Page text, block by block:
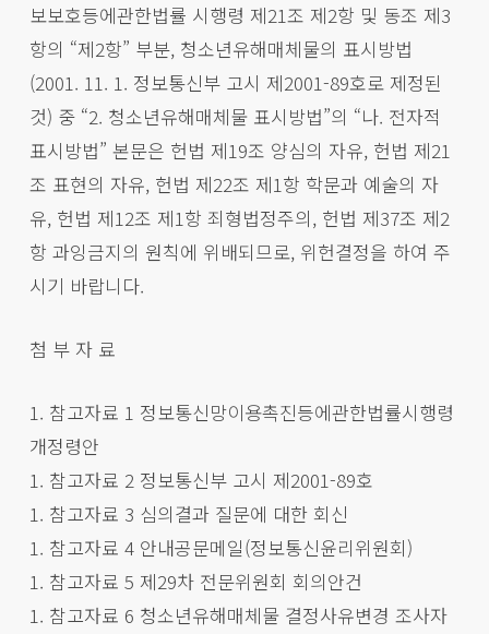
보보호등에관한법률 시행령 제21조 제2항 및 동조 제3
항의 “제2항” 부분, 청소년유해매체물의 표시방법
(2001. 11. 1. 정보통신부 고시 제2001-89호로 제정된
것) 중 “2. 청소년유해매체물 표시방법”의 “나. 전자적
표시방법” 본문은 헌법 제19조 양심의 자유, 헌법 제21
조 표현의 자유, 헌법 제22조 제1항 학문과 예술의 자
유, 헌법 제12조 제1항 죄형법정주의, 헌법 제37조 제2
항 과잉금지의 원칙에 위배되므로, 위헌결정을 하여 주
시기 바랍니다.
첨 부 자 료
1. 참고자료 1 정보통신망이용촉진등에관한법률시행령
개정령안
1. 참고자료 2 정보통신부 고시 제2001-89호
1. 참고자료 3 심의결과 질문에 대한 회신
1. 참고자료 4 안내공문메일(정보통신윤리위원회)
1. 참고자료 5 제29차 전문위원회 회의안건
1. 참고자료 6 청소년유해매체물 결정사유변경 조사자